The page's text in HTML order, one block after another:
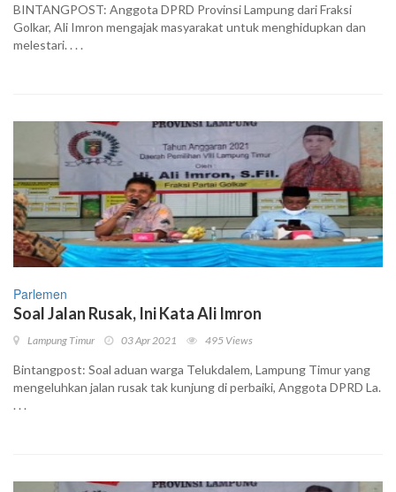
BINTANGPOST: Anggota DPRD Provinsi Lampung dari Fraksi
Golkar, Ali Imron mengajak masyarakat untuk menghidupkan dan
melestari. . . .
Parlemen
Soal Jalan Rusak, Ini Kata Ali Imron
Lampung Timur 03 Apr 2021 495 Views
Bintangpost: Soal aduan warga Telukdalem, Lampung Timur yang
mengeluhkan jalan rusak tak kunjung di perbaiki, Anggota DPRD La.
. . .